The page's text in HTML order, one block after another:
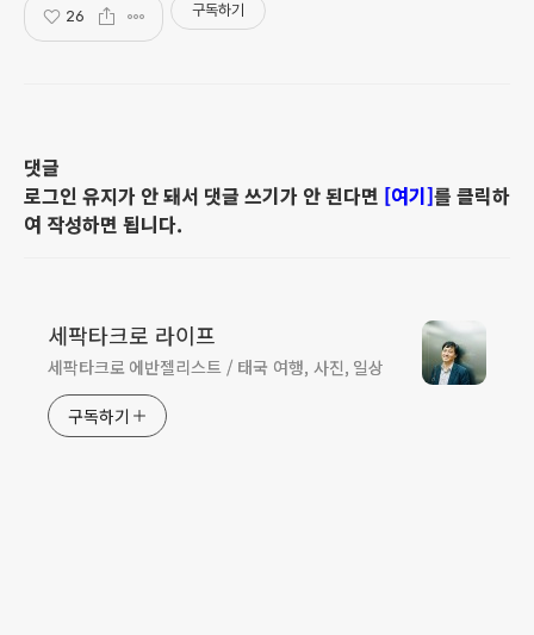
26 구독하기
댓글
로그인 유지가 안 돼서 댓글 쓰기가 안 된다면 [여기]를 클릭하
여 작성하면 됩니다.
세팍타크로 라이프
세팍타크로 에반젤리스트 / 태국 여행, 사진, 일상
구독하기